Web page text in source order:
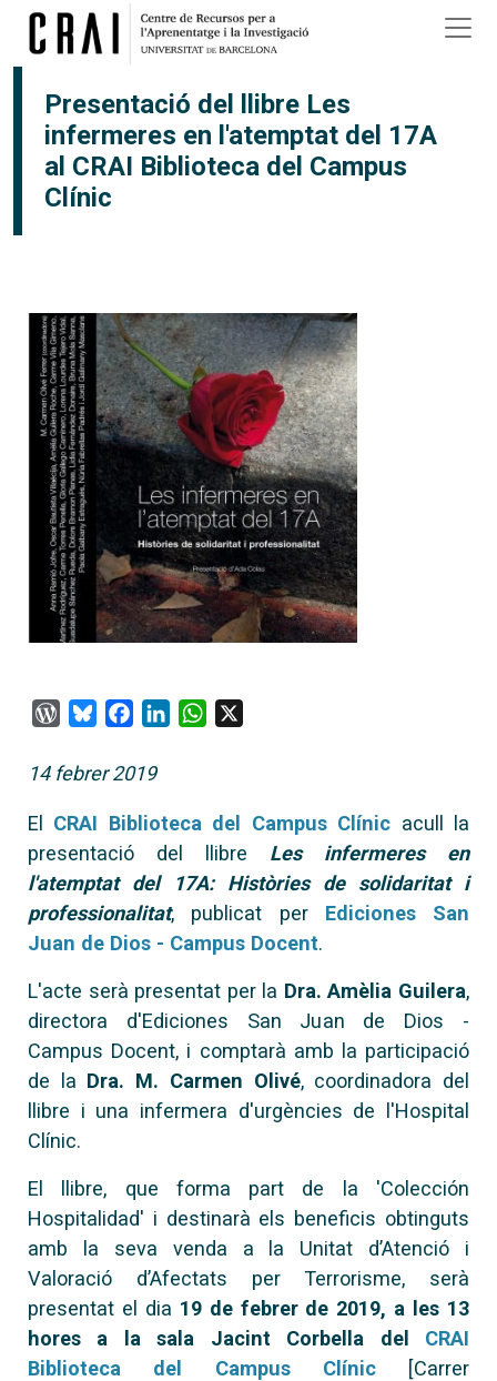
Vés al contingut
Presentació del llibre Les
infermeres en l'atemptat del 17A
al CRAI Biblioteca del Campus
Clínic
WordPress
BlueskyFacebook
LinkedInWhatsApp
14 febrer 2019
El CRAI Biblioteca del Campus Clínic acull la
presentació del llibre Les infermeres en
l'atemptat del 17A: Històries de solidaritat i
professionalitat, publicat per Ediciones San
Juan de Dios - Campus Docent.
L'acte serà presentat per la Dra. Amèlia Guilera,
directora d'Ediciones San Juan de Dios -
Campus Docent, i comptarà amb la participació
de la Dra. M. Carmen Olivé, coordinadora del
llibre i una infermera d'urgències de l'Hospital
Clínic.
El llibre, que forma part de la 'Colección
Hospitalidad' i destinarà els beneficis obtinguts
amb la seva venda a la Unitat d’Atenció i
Valoració d’Afectats per Terrorisme, serà
presentat el dia 19 de febrer de 2019, a les 13
hores a la sala Jacint Corbella del CRAI
Biblioteca del Campus Clínic
[Carrer